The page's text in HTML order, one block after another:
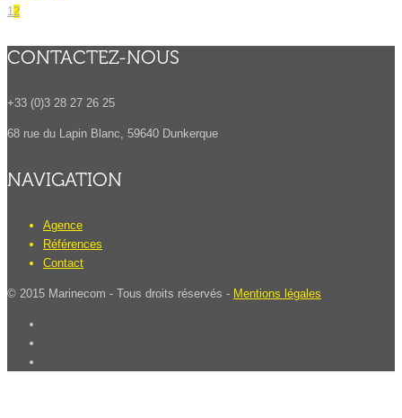
12
CONTACTEZ-NOUS
+33 (0)3 28 27 26 25
68 rue du Lapin Blanc, 59640 Dunkerque
NAVIGATION
Agence
Références
Contact
© 2015 Marinecom - Tous droits réservés - Mentions légales